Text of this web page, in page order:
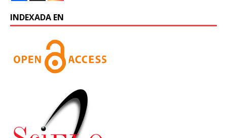
INDEXADA EN